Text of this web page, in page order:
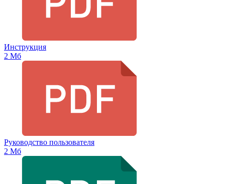
Инструкция
2 Мб
Руководство пользователя
2 Мб